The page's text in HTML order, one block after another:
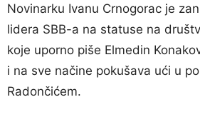
Novinarku Ivanu Crnogorac je
lidera SBB-a na statuse na
koje uporno piše Elmedin
i na sve načine pokušava ući u
Radončićem.